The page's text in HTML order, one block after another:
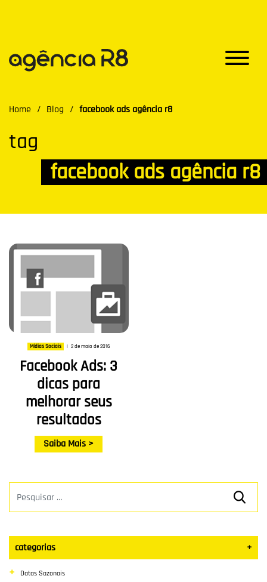
Home / Blog / facebook ads agência r8
tag
facebook ads agência r8
Mídias Sociais | 2 de maio de 2016
Facebook Ads: 3
dicas para
melhorar seus
resultados
Saiba Mais >
categorias +
Datas Sazonais